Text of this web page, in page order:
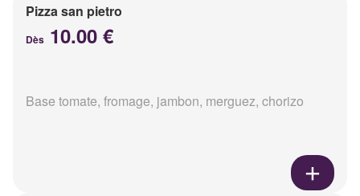
Pizza san pietro
Dès 10.00 €
Base tomate, fromage, jambon, merguez, chorizo